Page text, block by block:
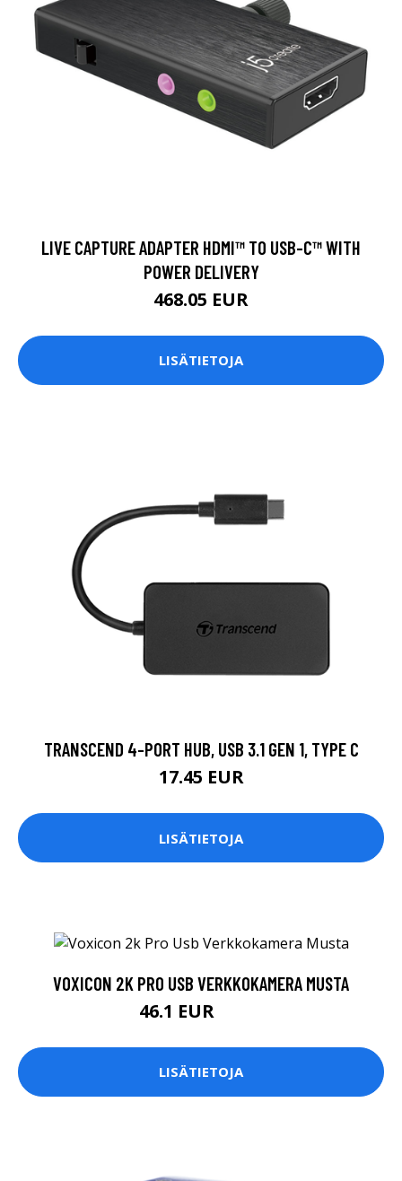
LIVE CAPTURE ADAPTER HDMI™ TO USB-C™ WITH
POWER DELIVERY
468.05 EUR
LISÄTIETOJA
TRANSCEND 4-PORT HUB, USB 3.1 GEN 1, TYPE C
17.45 EUR
LISÄTIETOJA
VOXICON 2K PRO USB VERKKOKAMERA MUSTA
46.1 EUR
LISÄTIETOJA